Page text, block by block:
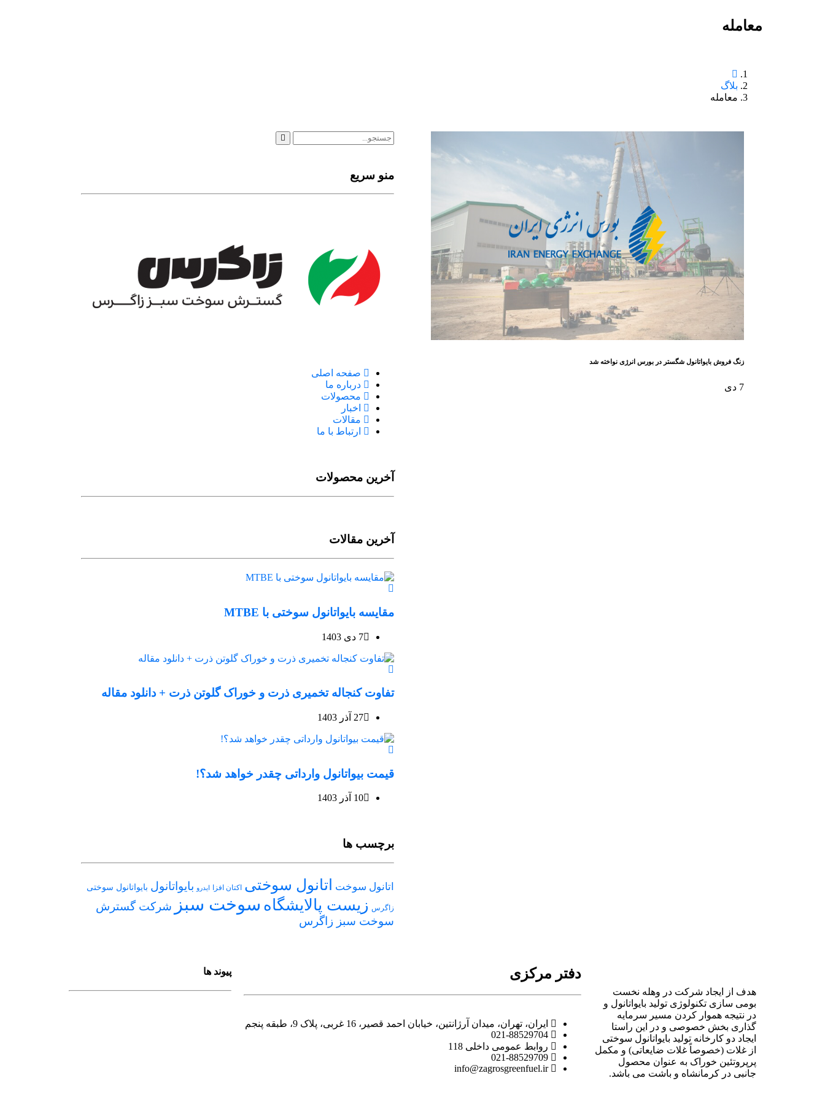
معامله
بلاگ
معامله
زنگ فروش بایواتانول شگستر در بورس انرژی نواخته شد
7 دی
منو سریع
صفحه اصلی
درباره ما
محصولات
اخبار
مقالات
ارتباط با ما
آخرین محصولات
آخرین مقالات
مقایسه بایواتانول سوختی با MTBE
7 دی 1403
تفاوت کنجاله تخمیری ذرت و خوراک گلوتن ذرت + دانلود مقاله
27 آذر 1403
قیمت بیواتانول وارداتی چقدر خواهد شد؟!
10 آذر 1403
برچسب ها
اتانول سوخت اتانول سوختی اکتان افزا ایدرو بایواتانول بایواتانول سوختی
زاگرس زیست پالایشگاه سوخت سبز
شرکت گسترش
سوخت سبز زاگرس
هدف از ایجاد شرکت در وهله نخست
بومی سازی تکنولوژی تولید بایواتانول و
در نتیجه هموار کردن مسیر سرمایه
گذاری بخش خصوصی و در این راستا
ایجاد دو کارخانه تولید بایواتانول سوختی
از غلات (خصوصاً غلات ضایعاتی) و مکمل
پرپروتئین خوراک به عنوان محصول
جانبی در کرمانشاه و باشت می باشد.
دفتر مرکزی
ایران، تهران، میدان آرژانتین، خیابان احمد قصیر، 16 غربی، پلاک 9، طبقه پنجم
021-88529704
روابط عمومی داخلی 118
021-88529709
info@zagrosgreenfuel.ir​
پیوند ها